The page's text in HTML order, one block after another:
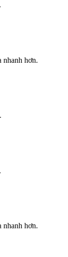
nhanh hơn.
nhanh hơn.